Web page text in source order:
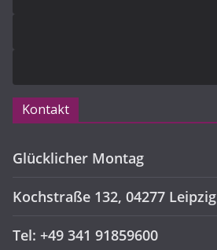
Kontakt
Glücklicher Montag
Kochstraße 132, 04277 Leipzig
Tel: +49 341 91859600